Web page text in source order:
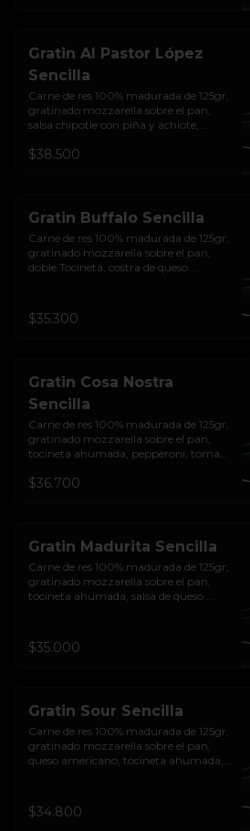
Gratin Al Pastor López
Sencilla
Carne de res 100% madurada de 125gr,
gratinado mozzarella sobre el pan,
salsa chipotle con piña y achiote,
crujiente, cilantro, cebolla encurtida,
$38.500
Gratin Buffalo Sencilla
Carne de res 100% madurada de 125gr,
gratinado mozzarella sobre el pan,
doble Tocineta, costra de queso
levemente picante y pan brioche
sellado.
$35.300
Gratin Cosa Nostra
Sencilla
Carne de res 100% madurada de 125gr,
gratinado mozzarella sobre el pan,
tocineta ahumada, pepperoni, tomate
crocante, mermelada de arándanos,
$36.700
Gratin Madurita Sencilla
Carne de res 100% madurada de 125gr,
gratinado mozzarella sobre el pan,
tocineta ahumada, salsa de queso
morada, sour cream de sriracha
levemente picante y pan brioche
$35.000
Gratin Sour Sencilla
Carne de res 100% madurada de 125gr,
gratinado mozzarella sobre el pan,
queso americano, tocineta ahumada,
pepinillos y pan brioche sellado.
$34.800